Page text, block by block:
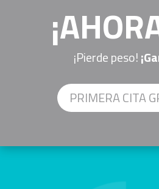
¡Pierde peso!
PRIMERA CITA